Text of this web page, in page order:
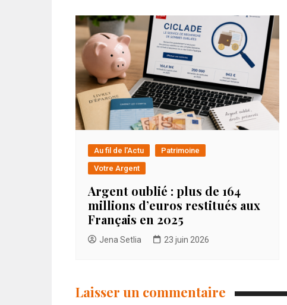
Au fil de l'Actu
Patrimoine
Votre Argent
Argent oublié : plus de 164
millions d’euros restitués aux
Français en 2025
Jena Setlia 23 juin 2026
Laisser un commentaire